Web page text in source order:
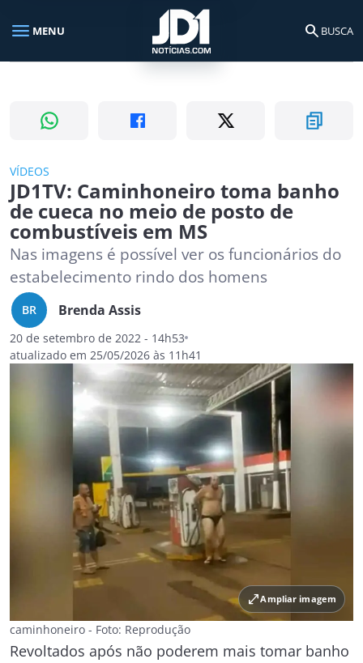
Busca no portal
menu MENU search BUSCA
VÍDEOS
JD1TV: Caminhoneiro toma banho
de cueca no meio de posto de
combustíveis em MS
Nas imagens é possível ver os funcionários do
estabelecimento rindo dos homens
BR Brenda Assis
20 de setembro de 2022 - 14h53
atualizado em 25/05/2026 às 11h41
open_in_fullAmpliar imagem
caminhoneiro - Foto: Reprodução
Revoltados após não poderem mais tomar banho